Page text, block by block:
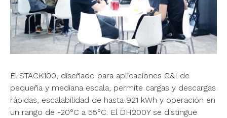
El STACK100, diseñado para aplicaciones C&I de
pequeña y mediana escala, permite cargas y descargas
rápidas, escalabilidad de hasta 921 kWh y operación en
un rango de -20°C a 55°C. El DH200Y se distingue